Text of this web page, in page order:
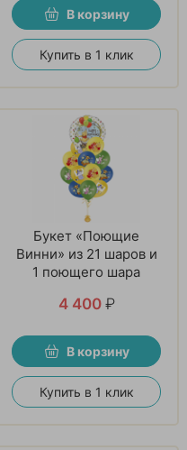
В корзину
Купить в 1 клик
Букет «Поющие
Винни» из 21 шаров и
1 поющего шара
4 400 ₽
В корзину
Купить в 1 клик